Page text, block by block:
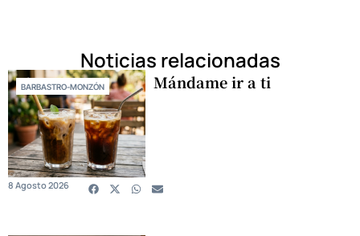
Noticias relacionadas
BARBASTRO-MONZÓN Mándame ir a ti
8 Agosto 2026